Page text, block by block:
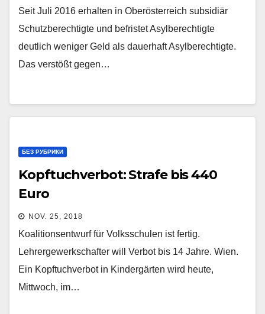
Seit Juli 2016 erhalten in Oberösterreich subsidiär
Schutzberechtigte und befristet Asylberechtigte
deutlich weniger Geld als dauerhaft Asylberechtigte.
Das verstößt gegen…
БЕЗ РУБРИКИ
Kopftuchverbot: Strafe bis 440
Euro
NOV. 25, 2018
Koalitionsentwurf für Volksschulen ist fertig.
Lehrergewerkschafter will Verbot bis 14 Jahre. Wien.
Ein Kopftuchverbot in Kindergärten wird heute,
Mittwoch, im…